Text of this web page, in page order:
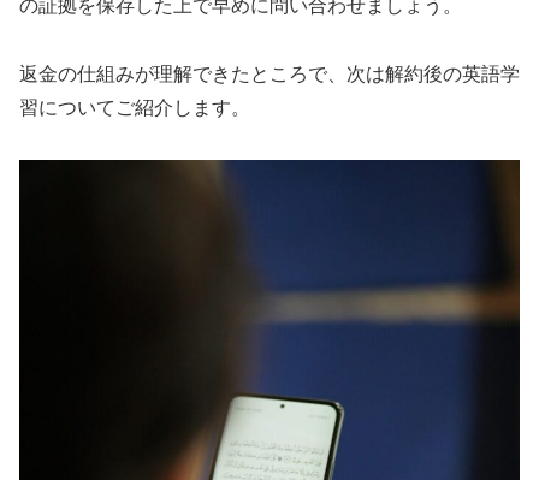
の証拠を保存した上で早めに問い合わせましょう。
返金の仕組みが理解できたところで、次は解約後の英語学
習についてご紹介します。